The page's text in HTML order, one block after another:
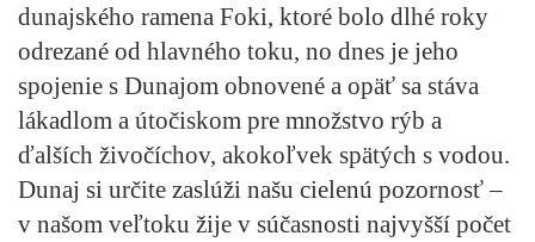
dunajského ramena Foki, ktoré bolo dlhé roky
odrezané od hlavného toku, no dnes je jeho
spojenie s Dunajom obnovené a opäť sa stáva
lákadlom a útočiskom pre množstvo rýb a
ďalších živočíchov, akokoľvek spätých s vodou.
Dunaj si určite zaslúži našu cielenú pozornosť –
v našom veľtoku žije v súčasnosti najvyšší počet